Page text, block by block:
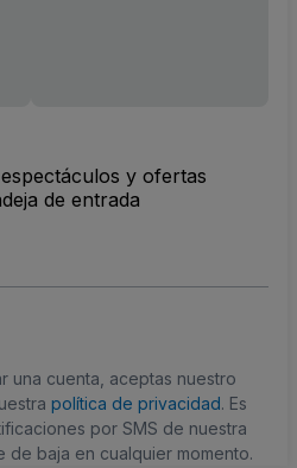
y ofertas
de entrada
una cuenta, aceptas nuestro
política de privacidad. Es
por SMS de nuestra
baja en cualquier momento.